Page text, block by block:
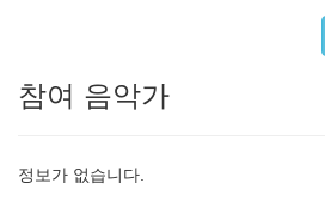
참여 음악가
정보가 없습니다.